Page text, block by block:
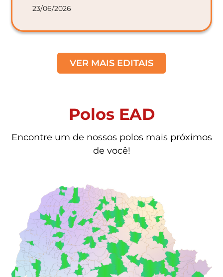
23/06/2026
VER MAIS EDITAIS
Polos EAD
Encontre um de nossos polos mais próximos
de você!